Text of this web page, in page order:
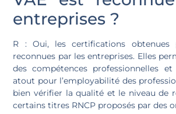
entreprises ?
R : Oui, les certifications obtenues
reconnues par les entreprises. Elles
des compétences professionnelles
atout pour l’employabilité des
bien vérifier la qualité et le niveau de
certains titres RNCP proposés par des